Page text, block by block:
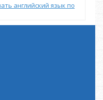
английский язык по